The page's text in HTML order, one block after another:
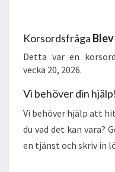
Korsordsfråga
Detta var en
vecka 20, 2026.
Vi behöver din hjälp!
Vi behöver hjälp att
du vad det kan vara?
en tjänst och skriv in